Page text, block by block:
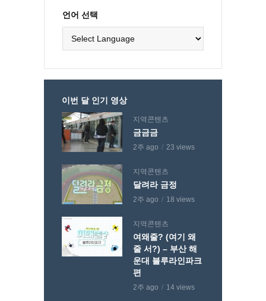
언어 선택
이번 달 인기 영상
지역콘텐츠
금금금
2주 ago 23 views
지역콘텐츠
달려라 금정
2주 ago 18 views
지역콘텐츠
여왜줄? (여기 왜
줄 서?) – 부산 해
운대 블루라인파크
편
2주 ago 14 views